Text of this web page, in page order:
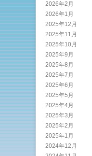
2026年2月
2026年1月
2025年12月
2025年11月
2025年10月
2025年9月
2025年8月
2025年7月
2025年6月
2025年5月
2025年4月
2025年3月
2025年2月
2025年1月
2024年12月